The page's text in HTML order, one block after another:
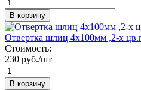
В корзину
Отвертка шлиц 4х100мм ,2-х
Стоимость:
230 руб./шт
В корзину